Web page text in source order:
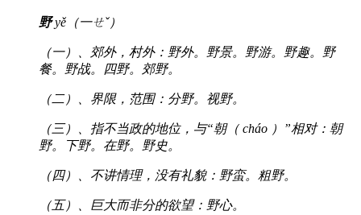
野yě（一ㄝˇ）
（一）、郊外，村外：野外。野景。野游。野趣。野
餐。野战。四野。郊野。
（二）、界限，范围：分野。视野。
（三）、指不当政的地位，与“朝（ cháo ）”相对：朝
野。下野。在野。野史。
（四）、不讲情理，没有礼貌：野蛮。粗野。
（五）、巨大而非分的欲望：野心。